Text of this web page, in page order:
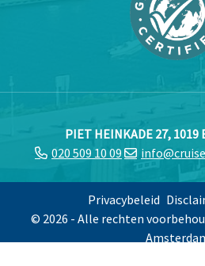
PIET HEINKADE 27, 1019
020 509 10 09
© 2026 - Alle rechten
Privacybeleid